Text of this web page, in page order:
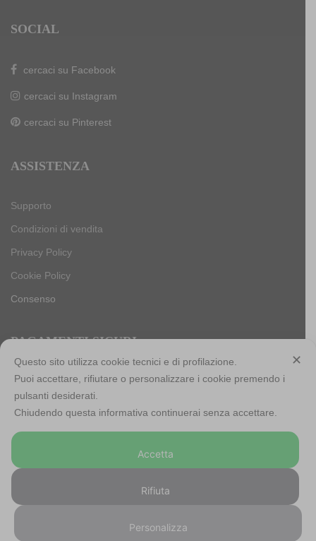
SOCIAL
cercaci su Facebook
cercaci su Instagram
cercaci su Pinterest
ASSISTENZA
Supporto
Condizioni di vendita
Privacy Policy
Cookie Policy
Consenso
PAGAMENTI SICURI
Antica Cappelleria Troncarelli s.r.l. a socio unico
Codice Fiscale, Iscrizione registro imprese di Roma e Partita
IVA: 05803741007
Capitale sociale: € 10.000,00 int. versato
2026 – Antica Cappelleria Troncarelli ® – Powered and
✕
Questo sito utilizza cookie tecnici e di profilazione.
Puoi accettare, rifiutare o personalizzare i cookie premendo i
pulsanti desiderati.
Chiudendo questa informativa continuerai senza accettare.
Accetta
Rifiuta
Personalizza